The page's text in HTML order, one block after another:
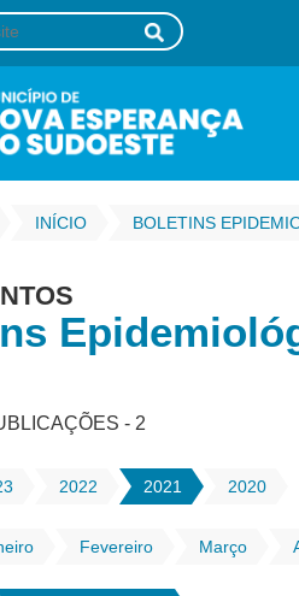
INÍCIO BOLETINS
- 2
2022 2021 2020
Fevereiro Março